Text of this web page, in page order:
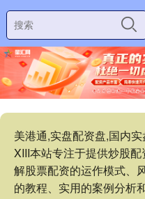
美港通,实盘配资盘,国内
XIII‌本站专注于提供炒股
解股票配资的运作模式、
的教程、实用的案例分析